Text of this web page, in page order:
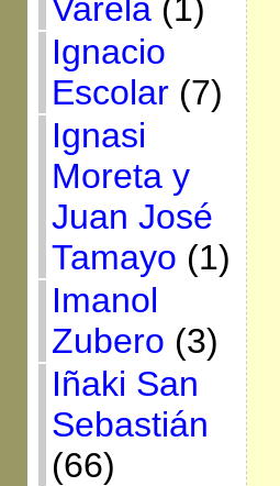
Varela(1)
Ignacio
Escolar(7)
Ignasi
Moreta y
Juan José
Tamayo (1)
Imanol
Zubero (3)
Iñaki San
Sebastián
(66)